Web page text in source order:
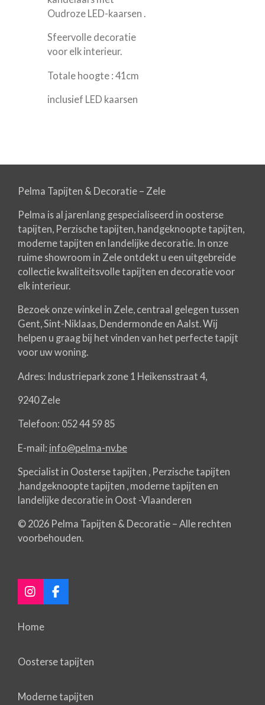
Oudroze LED-kaarsen .
Sfeervolle decoratie
voor elk interieur.
Totale hoogte : 41cm
inclusief LED kaarsen
Pelma Tapijten & Decoratie – Zele
Pelma is al jarenlang gespecialiseerd in oosterse
tapijten, Perzische tapijten, handgeknoopte tapijten,
moderne tapijten en landelijke decoratie. In onze
ruime showroom in Zele ontdekt u een uitgebreide
collectie kwaliteitsvolle tapijten en decoratie voor
elk interieur.
Bezoek onze winkel in Zele, centraal gelegen tussen
Gent, Sint-Niklaas, Dendermonde en Aalst. Wij
helpen u graag bij het vinden van het perfecte tapijt
voor uw woning.
Adres: Industriepark zone 1 Heikensstraat 4,
9240 Zele
Telefoon: 052 44 59 85
E-mail: info@pelma-nv.be
Specialist in Oosterse tapijten , Perzische tapijten
,handgeknoopte tapijten , moderne tapijten en
landelijke decoratie in Oost -Vlaanderen
© 2026 Pelma Tapijten & Decoratie – Alle rechten
voorbehouden.
I
n
t
r
F
a
o
Home
Oosterse tapijten
Moderne tapijten